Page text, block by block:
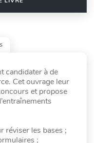
candidater à de
Cet ouvrage leur
et propose
réviser les bases ;
;